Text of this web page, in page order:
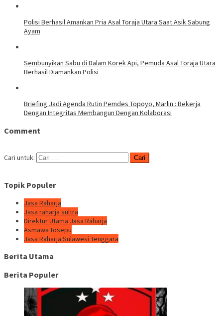
Polisi Berhasil Amankan Pria Asal Toraja Utara Saat Asik Sabung
Ayam
Sembunyikan Sabu di Dalam Korek Api, Pemuda Asal Toraja Utara
Berhasil Diamankan Polisi
Briefing Jadi Agenda Rutin Pemdes Topoyo, Marlin : Bekerja
Dengan Integritas Membangun Dengan Kolaborasi
Comment
Cari untuk:
Topik Populer
Jasa Raharja
Jasa raharja sultra
Direktur Utama Jasa Raharja
Asmawa tosepu
Jasa Raharja Sulawesi Tenggara
Berita Utama
Berita Populer